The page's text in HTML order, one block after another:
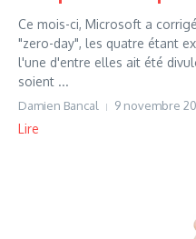
Ce mois-ci, Microsoft a
"zero-day", les quatre étant
l'une d'entre elles ait été
soient ...
Damien Bancal 9 novembre
Lire